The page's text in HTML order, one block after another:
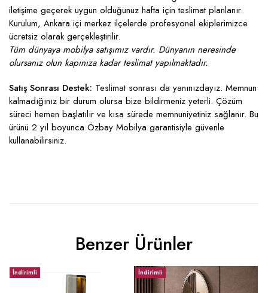
iletişime geçerek uygun olduğunuz hafta için teslimat planlanır.
Kurulum, Ankara içi merkez ilçelerde profesyonel ekiplerimizce
ücretsiz olarak gerçekleştirilir.
Tüm dünyaya mobilya satışımız vardır. Dünyanın neresinde
olursanız olun kapınıza kadar teslimat yapılmaktadır.
Satış Sonrası Destek: Teslimat sonrası da yanınızdayız. Memnun
kalmadığınız bir durum olursa bize bildirmeniz yeterli. Çözüm
süreci hemen başlatılır ve kısa sürede memnuniyetiniz sağlanır. Bu
ürünü 2 yıl boyunca Özbay Mobilya garantisiyle güvenle
kullanabilirsiniz.
Benzer Ürünler
İndirimli İndirimli